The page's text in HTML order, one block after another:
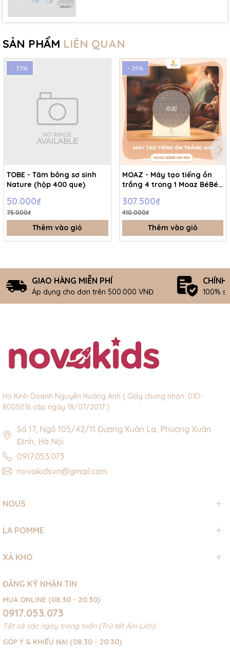
SẢN PHẨM LIÊN QUAN
- 33%
TOBE - Tăm bông sơ sinh
Nature (hộp 400 que)
50.000₫
75.000₫
Thêm vào giỏ
- 25%
MOAZ - Máy tạo tiếng ồn
trắng 4 trong 1 Moaz BéBé
307.500₫
410.000₫
Thêm vào giỏ
GIAO HÀNG MIỄN PHÍ
Áp dụng cho đơn trên 500.000 VNĐ
CHÍNH
100%
Hộ Kinh Doanh Nguyễn Hoàng Anh ( GIấy chứng nhận: 01D-
8005016 cấp ngày 18/07/2017 )
Số 17, Ngõ 105/42/11 Đường Xuân La, Phường Xuân
Đỉnh, Hà Nội
0917.053.073
novakidsvn@gmail.com
NOUS
LA POMME
XẢ KHO
ĐĂNG KÝ NHẬN TIN
MUA ONLINE (08:30 - 20:30)
0917.053.073
Tất cả các ngày trong tuần (Trừ tết Âm Lịch)
GÓP Ý & KHIẾU NẠI (08:30 - 20:30)